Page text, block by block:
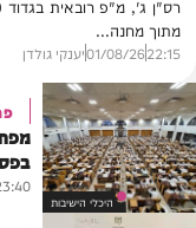
היכלי הישיבות
מתוך מחנה...
22:15
01/08/26יענקי גולדן